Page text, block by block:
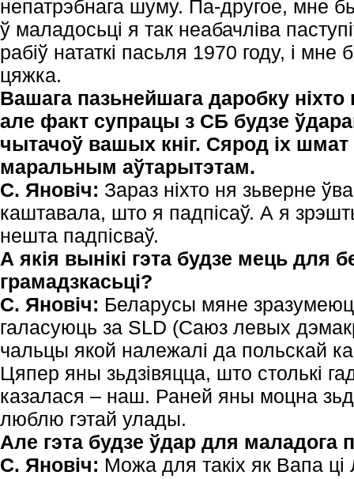
непатрэбнага шуму. Па-другое, мне
ў маладосьці я так неабачліва
рабіў нататкі пасьля 1970 году, і
цяжка.
Вашага пазьнейшага даробку
але факт супрацы з СБ будзе
чытачоў вашых кніг. Сярод іх
маральным аўтарытэтам.
С. Яновіч: Зараз ніхто ня зьверне
каштавала, што я падпісаў. А я
нешта падпісваў.
А якія вынікі гэта будзе мець для
грамадзкасьці?
С. Яновіч: Беларусы мяне
галасуюць за SLD (Саюз левых
чальцы якой належалі да польскай
Цяпер яны зьдзівяцца, што столькі
казалася – наш. Раней яны моцна
люблю гэтай улады.
Але гэта будзе ўдар для маладога
С. Яновіч: Можа для такіх як Вапа